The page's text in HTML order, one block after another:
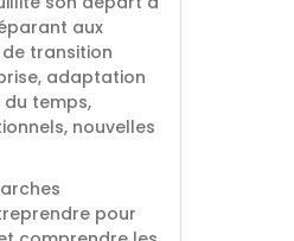
aux
transition
adaptation
temps,
nouvelles
pour